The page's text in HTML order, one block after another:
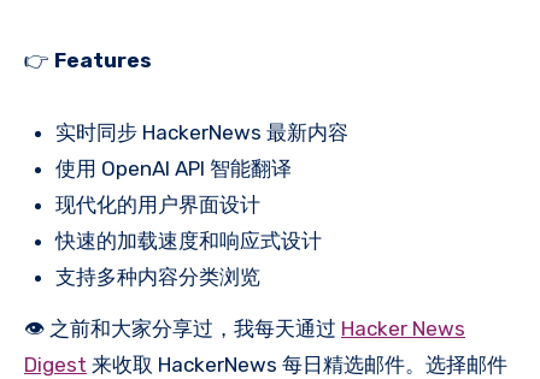
👉 Features
实时同步 HackerNews 最新内容
使用 OpenAI API 智能翻译
现代化的用户界面设计
快速的加载速度和响应式设计
支持多种内容分类浏览
👁 之前和大家分享过，我每天通过 Hacker News
Digest 来收取 HackerNews 每日精选邮件。选择邮件